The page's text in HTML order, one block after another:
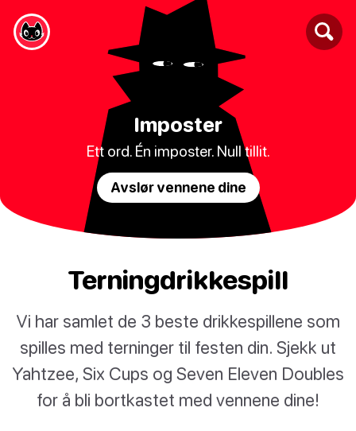
Imposter
Ett ord. Én imposter. Null tillit.
Avslør vennene dine
Terningdrikkespill
Vi har samlet de 3 beste drikkespillene som
spilles med terninger til festen din. Sjekk ut
Yahtzee, Six Cups og Seven Eleven Doubles
for å bli bortkastet med vennene dine!